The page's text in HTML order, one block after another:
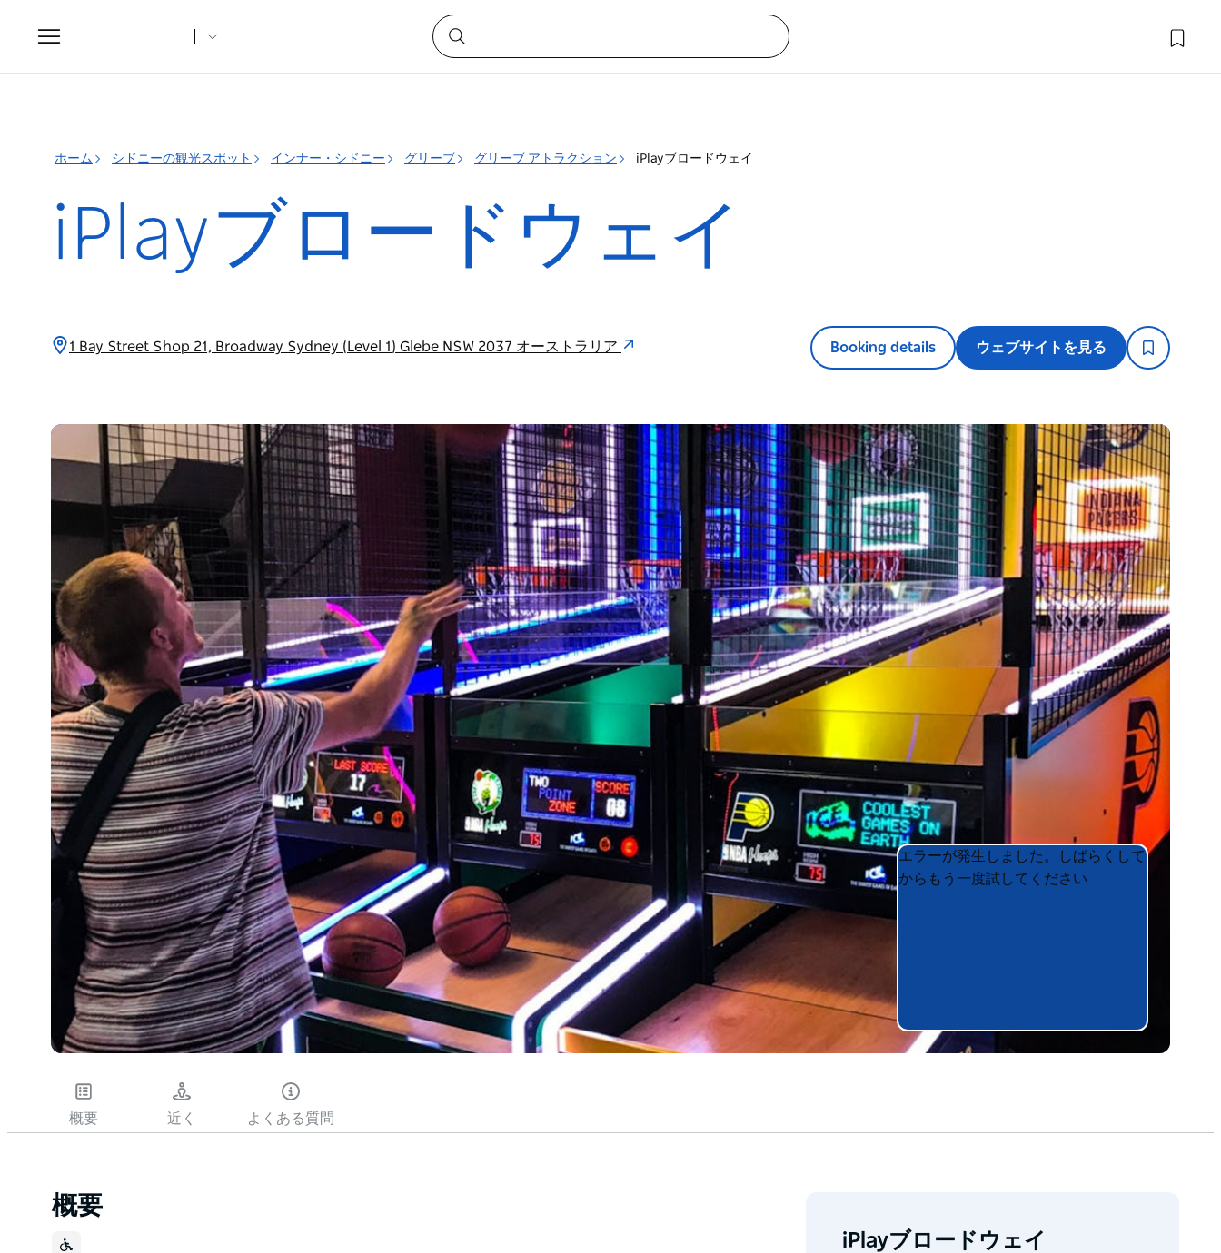
Toggle
navigation
ホーム シドニーの観光スポット インナー・シドニー グリーブ グリーブ アトラクション iPlayブロードウェイ
iPlayブロードウェイ
1 Bay Street Shop 21, Broadway Sydney (Level 1) Glebe NSW 2037 オーストラリア Booking details ウェブサイトを見る
Product
List
Product
List
エラーが発生しました。しばらくして
からもう一度試してください
概要 近く よくある質問
概要
iPlayブロードウェイ